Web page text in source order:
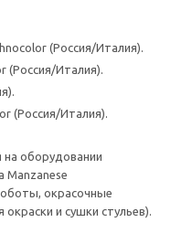
(Россия/Италия).
(Россия/Италия).
(Россия/Италия).
на оборудовании
Manzanese
окрасочные
и сушки стульев).